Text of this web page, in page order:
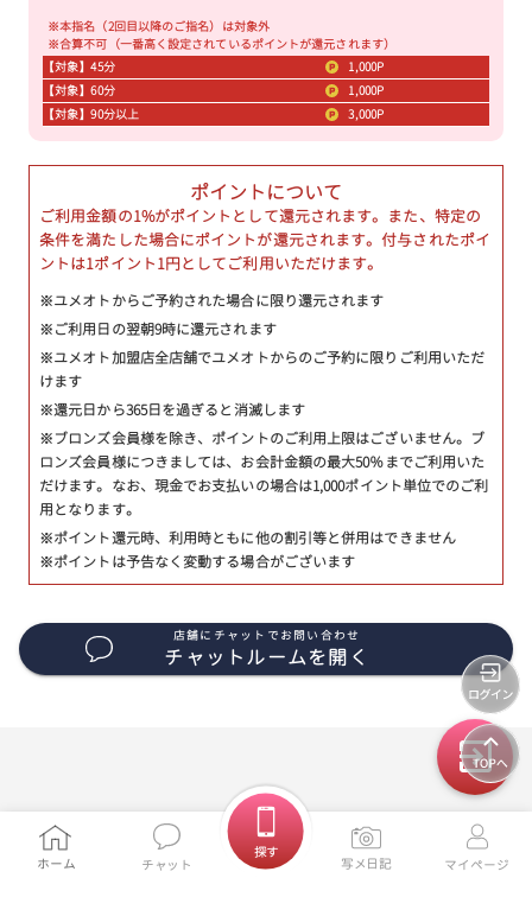
※本指名（2回目以降のご指名）は対象外
※合算不可（一番高く設定されているポイントが還元されます）
【対象】45分
1,000P
【対象】60分
1,000P
【対象】90分以上
3,000P
ポイントについて
ご利用金額の1%がポイントとして還元されます。また、特定の
条件を満たした場合にポイントが還元されます。付与されたポイ
ントは1ポイント1円としてご利用いただけます。
※ユメオトからご予約された場合に限り還元されます
※ご利用日の翌朝9時に還元されます
※ユメオト加盟店全店舗でユメオトからのご予約に限りご利用いただ
けます
※還元日から365日を過ぎると消滅します
※ブロンズ会員様を除き、ポイントのご利用上限はございません。ブ
ロンズ会員様につきましては、お会計金額の最大50％までご利用いた
だけます。なお、現金でお支払いの場合は1,000ポイント単位でのご利
用となります。
※ポイント還元時、利用時ともに他の割引等と併用はできません
※ポイントは予告なく変動する場合がございます
店舗にチャットでお問い合わせ
チャットルームを開く
ホーム チャット
探す
写メ日記 マイページ